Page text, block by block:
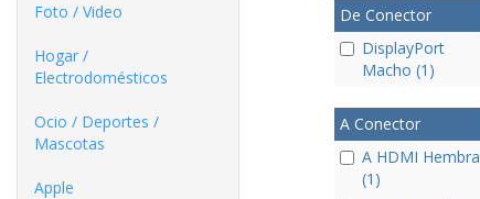
Foto / Video
Hogar /
Electrodomésticos
Ocio / Deportes /
Mascotas
Apple
De Conector
DisplayPort
Macho (1)
A Conector
A HDMI Hembra
(1)